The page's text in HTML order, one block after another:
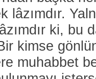
lâzımdır.
ki, bu
kimse
muhabbet